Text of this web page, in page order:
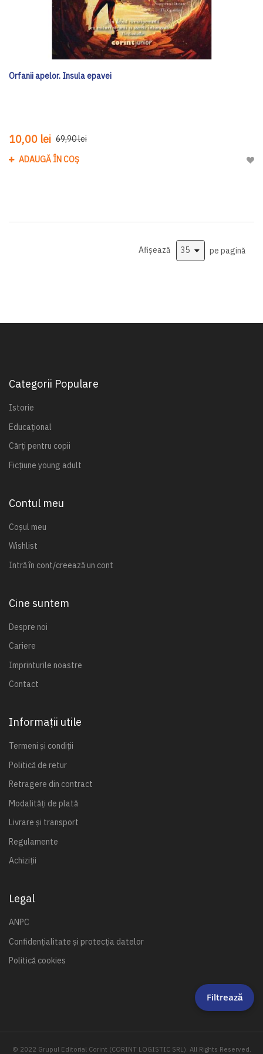
Orfanii apelor. Insula epavei
10,00 lei 69,90 lei
ADAUGĂ ÎN COȘ
Afișează pe pagină
Categorii Populare
Istorie
Educațional
Cărți pentru copii
Ficțiune young adult
Contul meu
Coșul meu
Wishlist
Intră în cont/creează un cont
Cine suntem
Despre noi
Cariere
Imprinturile noastre
Contact
Informații utile
Termeni și condiții
Politică de retur
Retragere din contract
Modalități de plată
Livrare și transport
Regulamente
Achiziții
Legal
ANPC
Confidențialitate și protecția datelor
Politică cookies
© 2022 Grupul Editorial Corint (CORINT LOGISTIC SRL). All Rights Reserved.
Filtrează